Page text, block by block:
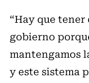
“Hay que
gobierno
mantengamos
y este sistema